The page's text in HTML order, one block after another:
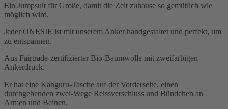
Ein Jumpsuit für Große, damit die Zeit zuhause so gemütlich wie
möglich wird.
Jeder ONESIE ist mit unserem Anker handgestaltet und perfekt, um
zu entspannen.
Aus Fairtrade-zertifizierter Bio-Baumwolle mit zweifarbigen
Ankerdruck.
Er hat eine Känguru-Tasche auf der Vorderseite, einen
durchgehenden zwei-Wege Reissverschluss und Bündchen an
Armen und Beinen.